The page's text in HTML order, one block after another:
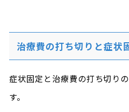
治療費の打ち切りと症状
症状固定と治療費の打ち切り
す。